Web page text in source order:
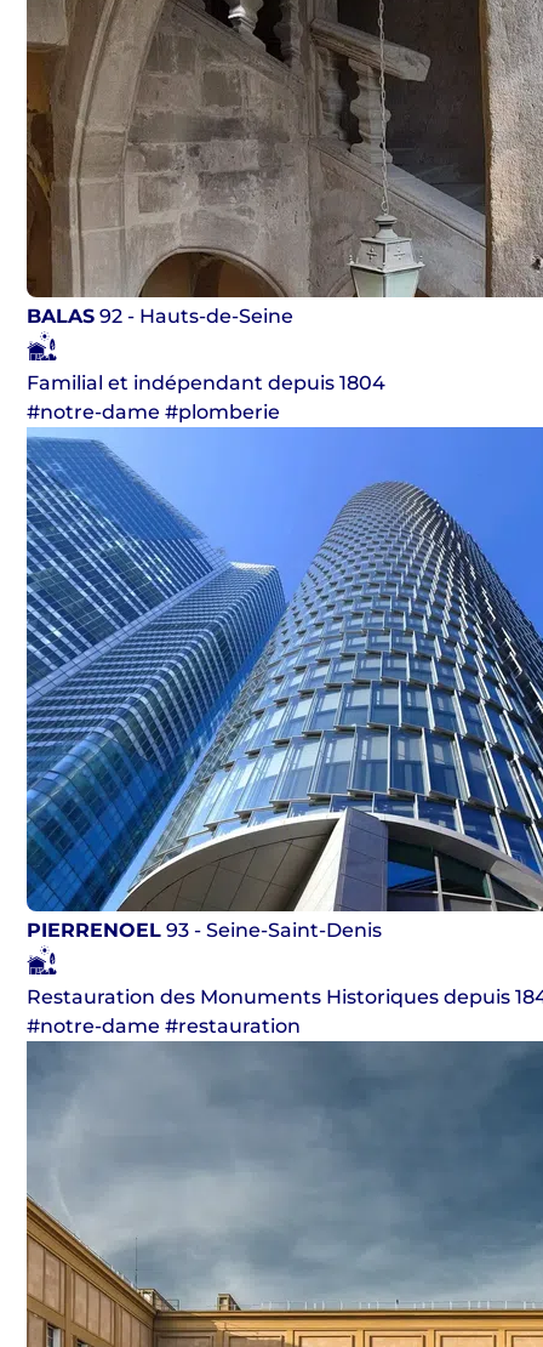
BALAS 92 - Hauts-de-Seine
Familial et indépendant depuis 1804
#notre-dame #plomberie
PIERRENOEL 93 - Seine-Saint-Denis
Restauration des Monuments Historiques depuis
#notre-dame #restauration